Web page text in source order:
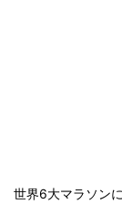
世界6大マラソン